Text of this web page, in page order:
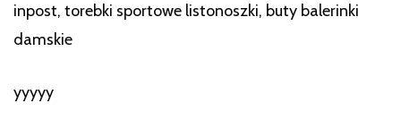
inpost, torebki sportowe listonoszki, buty balerinki
damskie
yyyyy